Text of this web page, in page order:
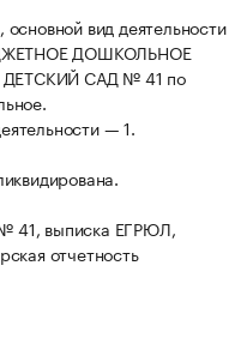
вид деятельности
ДОШКОЛЬНОЕ
САД № 41 по
— 1.
41, выписка ЕГРЮЛ,
отчетность